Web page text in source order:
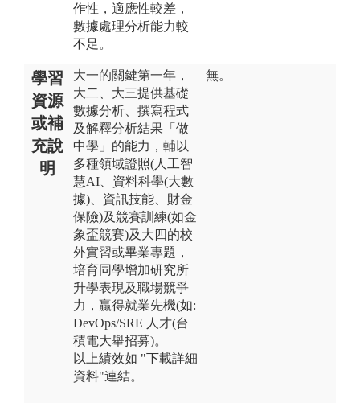
作性，適應性較差，
數據處理分析能力較
不足。
學習
資源
或補
充說
明
大一的關鍵第一年，
大二、大三提供基礎
數據分析、撰寫程式
及解釋分析結果「做
中學」的能力，輔以
多種領域證照(人工智
慧AI、資料科學(大數
據)、資訊技能、財金
保險)及競賽訓練(如金
象盃競賽)及大四的校
外實習或畢業專題，
培育同學增加研究所
升學表現及職場競爭
力，贏得就業先機(如:
DevOps/SRE 人才(台
積電大舉招募)。
以上績效如 "下載詳細
資料"連結。
無。